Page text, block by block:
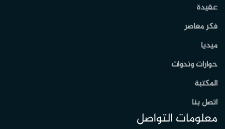
عقيدة
فكر معاصر
ميديا
حوارات وندوات
المكتبة
اتصل بنا
معلومات التواصل